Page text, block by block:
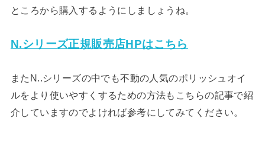
ところから購入するようにしましょうね。
N.シリーズ正規販売店HPはこちら
またN..シリーズの中でも不動の人気のポリッシュオイ
ルをより使いやすくするための方法もこちらの記事で紹
介していますのでよければ参考にしてみてください。